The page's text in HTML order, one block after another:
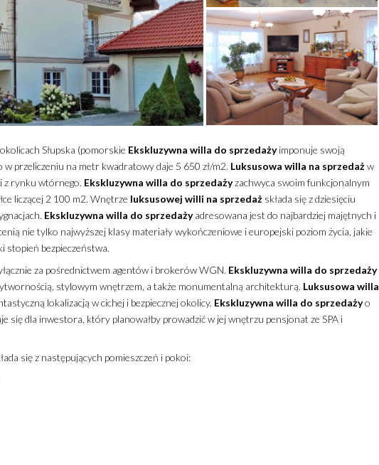
Słupska (pomorskie Ekskluzywna willa do sprzedażyimponuje swoją
w przeliczeniu na metr kwadratowy daje 5 650 zł/m2. Luksusowa willa na sprzedażw
z rynku wtórnego. Ekskluzywna willa do sprzedażyzachwyca swoim funkcjonalnym
liczącej 2 100 m2. Wnętrze luksusowej willi na sprzedażskłada się z dziesięciu
Ekskluzywna willa do sprzedażyadresowana jest do najbardziej majętnych i
nie tylko najwyższej klasy materiały wykończeniowe i europejski poziom życia, jakie
stopień bezpieczeństwa.
za pośrednictwem agentów i brokerów WGN. Ekskluzywna willa do sprzedaży
stylowym wnętrzem, a także monumentalną architekturą. Luksusowa willa
lokalizacją w cichej i bezpiecznej okolicy. Ekskluzywna willa do sprzedażyo
się dla inwestora, który planowałby prowadzić w jej wnętrzu pensjonat ze SPA i
się z następujących pomieszczeń i pokoi: